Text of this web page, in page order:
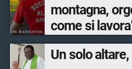
montagna,
come si
Un solo